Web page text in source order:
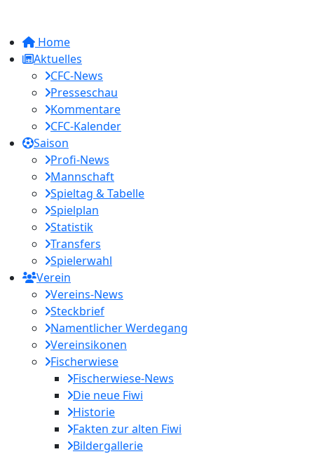
Home
Aktuelles
CFC-News
Presseschau
Kommentare
CFC-Kalender
Saison
Profi-News
Mannschaft
Spieltag & Tabelle
Spielplan
Statistik
Transfers
Spielerwahl
Verein
Vereins-News
Steckbrief
Namentlicher Werdegang
Vereinsikonen
Fischerwiese
Fischerwiese-News
Die neue Fiwi
Historie
Fakten zur alten Fiwi
Bildergallerie